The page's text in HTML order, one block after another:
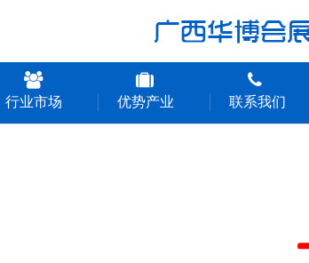
行业市场 优势产业 联系我们